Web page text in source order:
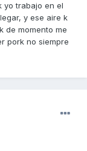
yo trabajo en el
y ese aire k
de momento me
pork no siempre